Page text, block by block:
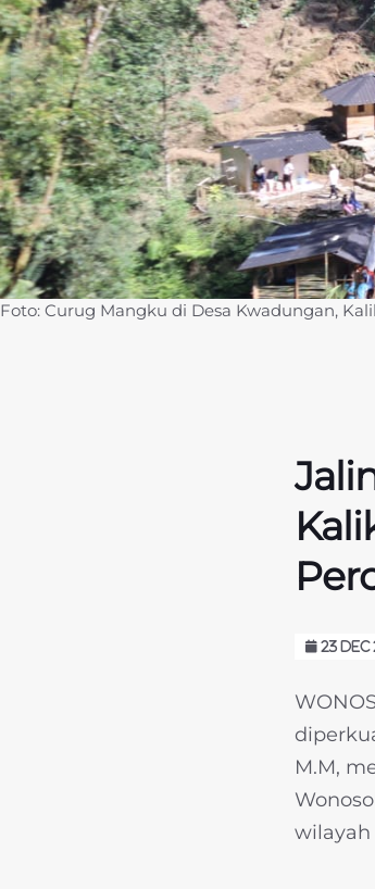
Foto: Curug Mangku di Desa Kwadungan,
23 DEC
M.M,
wilayah